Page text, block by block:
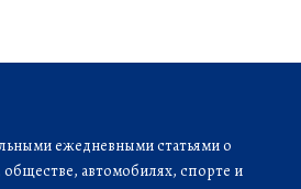
ежедневными статьями о
автомобилях, спорте и